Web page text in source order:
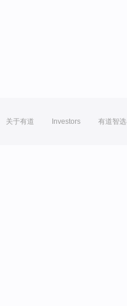
关于有道 Investors 有道智选